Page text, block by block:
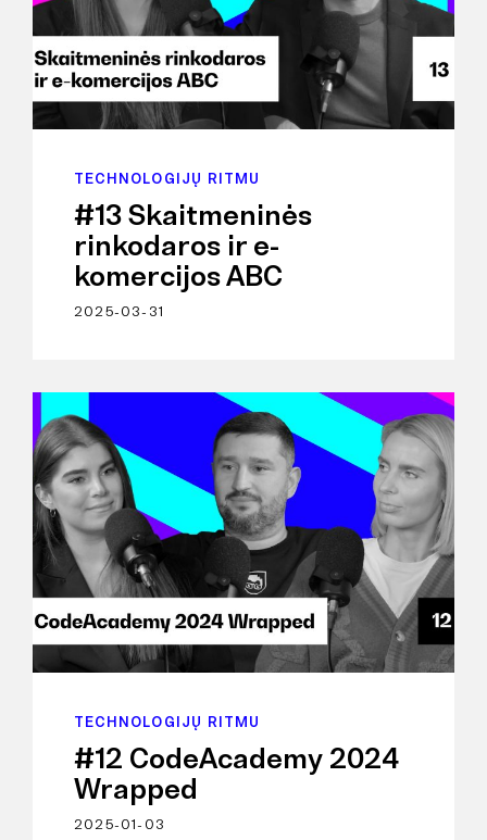
TECHNOLOGIJŲ RITMU
#13 Skaitmeninės
rinkodaros ir e-
komercijos ABC
2025-03-31
TECHNOLOGIJŲ RITMU
#12 CodeAcademy 2024
Wrapped
2025-01-03